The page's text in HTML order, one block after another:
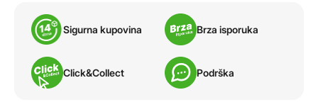
Sigurna kupovina Brza isporuka
Click&Collect Podrška